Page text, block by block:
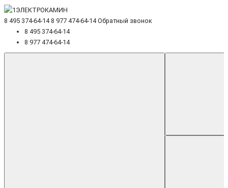
8 495 374-64-14 8 977 474-64-14 Обратный звонок
8 495 374-64-14
8 977 474-64-14